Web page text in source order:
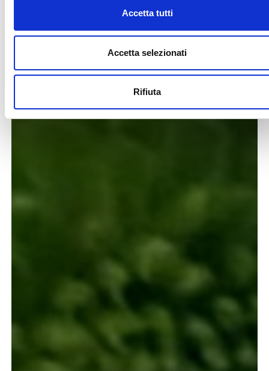
Accetta tutti
Accetta selezionati
Rifiuta